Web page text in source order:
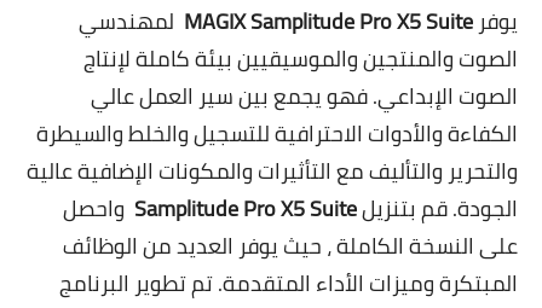
يوفرMAGIX Samplitude Pro X5 Suite لمهندسي
الصوت والمنتجين والموسيقيين بيئة كاملة لإنتاج
الصوت الإبداعي. فهو يجمع بين سير العمل عالي
الكفاءة والأدوات الاحترافية للتسجيل والخلط والسيطرة
والتحرير والتأليف مع التأثيرات والمكونات الإضافية عالية
الجودة. قم بتنزيلSamplitude Pro X5 Suite واحصل
على النسخة الكاملة ، حيث يوفر العديد من الوظائف
المبتكرة وميزات الأداء المتقدمة. تم تطوير البرنامج